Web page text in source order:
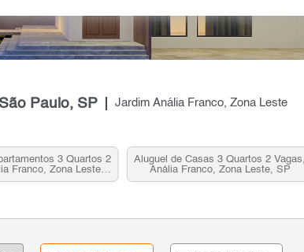
Paulo, SP Jardim Anália Franco, Zona Leste
3 Quartos 2
Franco, Zona Leste,
SP
Aluguel de Casas 3 Quartos 2 Vagas,
Anália Franco, Zona Leste, SP